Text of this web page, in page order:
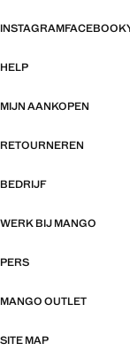
INSTAGRAMFACEBOOK
HELP
MIJN AANKOPEN
RETOURNEREN
BEDRIJF
WERK BIJ MANGO
PERS
MANGO OUTLET
SITE MAP